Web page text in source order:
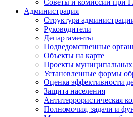
Советы и комиссии при
Администрация
Структура
Руководители
Департаменты
Подведомственные
Объекты на карте
Проекты муниципальных
Установленные формы
Оценка эффективности
Защита населения
Антитеррористическая
Полномочия, задачи и